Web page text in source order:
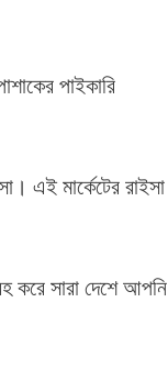
পাইকারি
এই মার্কেটের রাইসা
করে সারা দেশে আপনি